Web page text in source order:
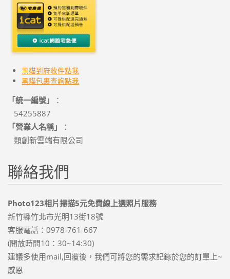
黑貓到府收件點我
黑貓包裹查詢點我
「統一編號」
：
54255887
「營業人名稱」
：
類創新雲端有限公司
聯絡我們
Photo123相片掃描5元免費線上選照片服務
新竹縣竹北市光明13街18號
客服電話：0978-761-667
(開放時間10：30~14:30)
建議多使用mail,回覆後，我們可將您的需求記錄於您的訂單上~
感恩